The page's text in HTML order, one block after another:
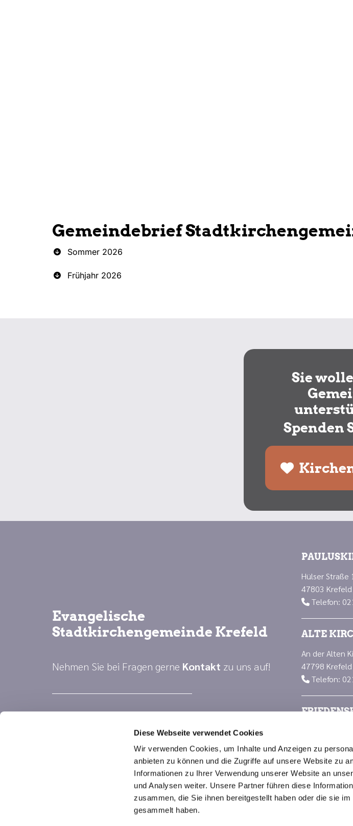
Diese Webseite verwendet Cookies
Wir verwenden Cookies, um Inhalte und Anzeigen zu
anbieten zu können und die Zugriffe auf unsere Website zu
Informationen zu Ihrer Verwendung unserer Website an
und Analysen weiter. Unsere Partner führen diese
zusammen, die Sie ihnen bereitgestellt haben oder die sie
gesammelt haben.
Gemeindebrief
Sommer 2026
Frühjahr 2026
Sie
Spenden
Evangelische
Stadtkirchengemeinde Krefeld
Nehmen Sie bei Fragen gerne Kontakt zu uns auf!
Hülser Straße
47803 Krefeld
Telefon:
ALTE
An der Alten
47798 Krefeld
Telefon:
 Telefon:
Impressum